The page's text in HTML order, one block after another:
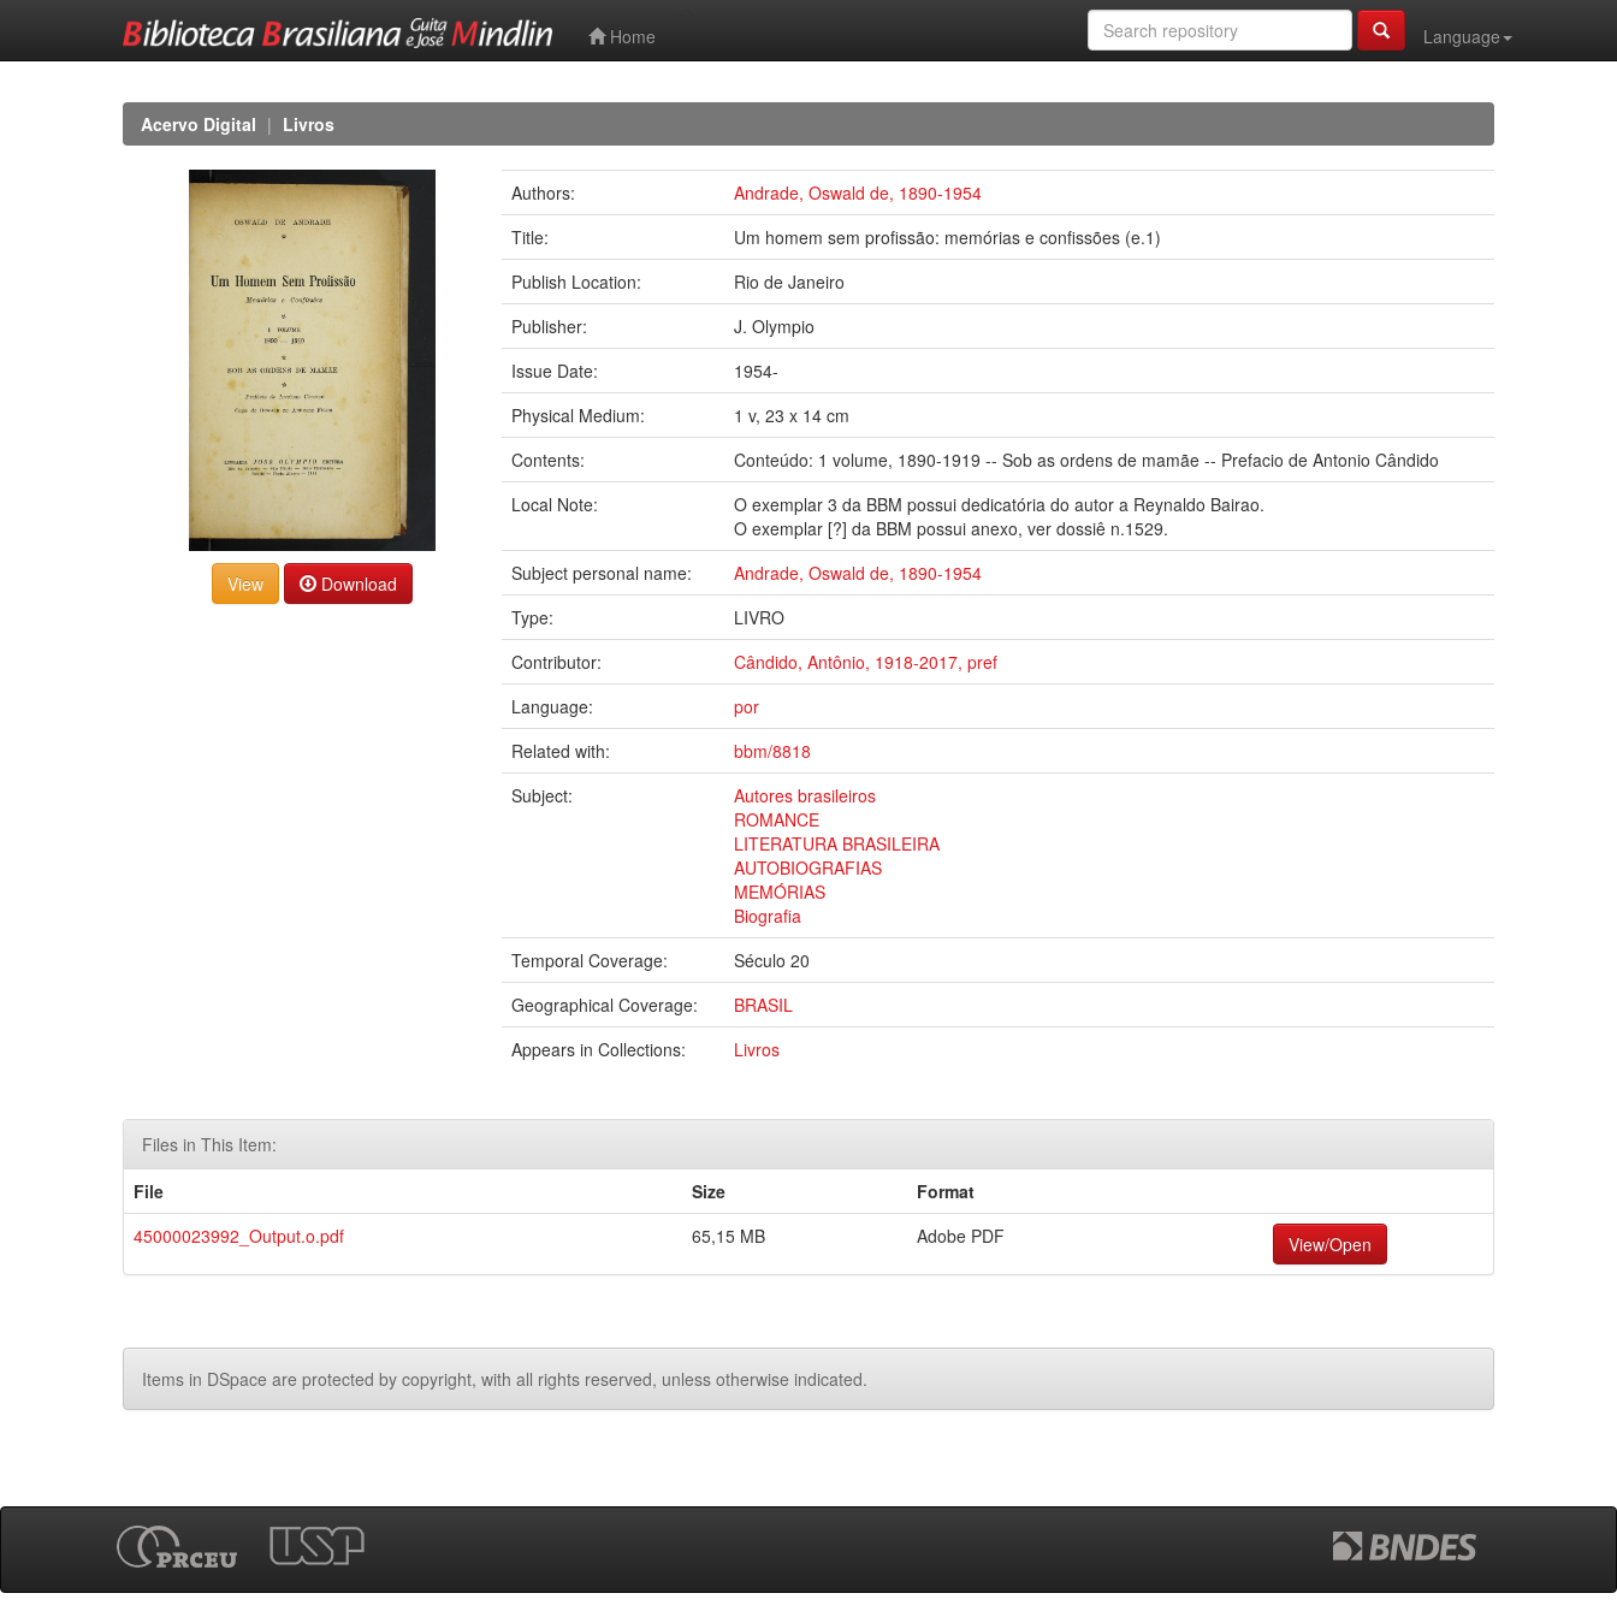
Home
Language
Acervo Digital Livros
Download
Authors:
Andrade, Oswald de, 1890-1954
Title:
Um homem sem profissão: memórias e confissões (e.1)
Publish Location:
Rio de Janeiro
Publisher:
J. Olympio
Issue Date:
1954-
Physical Medium:
1 v, 23 x 14 cm
Contents:
Conteúdo: 1 volume, 1890-1919 -- Sob as ordens de mamãe -- Prefacio de Antonio Cândido
Local Note:
O exemplar 3 da BBM possui dedicatória do autor a Reynaldo Bairao.
O exemplar [?] da BBM possui anexo, ver dossiê n.1529.
Subject personal name:
Andrade, Oswald de, 1890-1954
Type:
LIVRO
Contributor:
Cândido, Antônio, 1918-2017, pref
Language:
por
Related with:
bbm/8818
Subject:
Autores brasileiros
ROMANCE
LITERATURA BRASILEIRA
AUTOBIOGRAFIAS
MEMÓRIAS
Biografia
Temporal Coverage:
Século 20
Geographical Coverage:
BRASIL
Appears in Collections:
Livros
Files in This Item:
File
Size
Format
45000023992_Output.o.pdf
65,15 MB Adobe PDF View/Open
Items in DSpace are protected by copyright, with all rights reserved, unless otherwise indicated.